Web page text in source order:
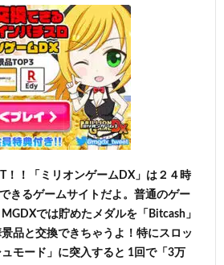
！！「ミリオンゲームDX」は２４時
きるゲームサイトだよ。普通のゲー
では貯めたメダルを「Bitcash」
品と交換できちゃうよ！特にスロッ
ュモード」に突入すると 1回で「3万